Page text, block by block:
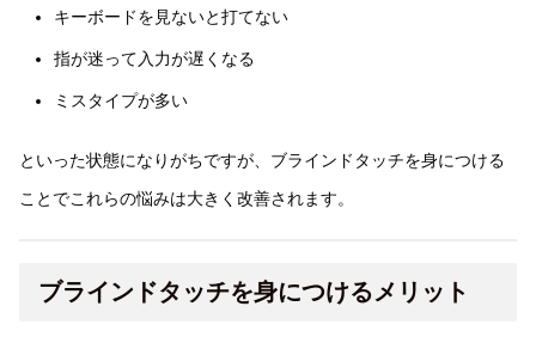
キーボードを見ないと打てない
指が迷って入力が遅くなる
ミスタイプが多い
といった状態になりがちですが、ブラインドタッチを身につける
ことでこれらの悩みは大きく改善されます。
ブラインドタッチを身につけるメリット